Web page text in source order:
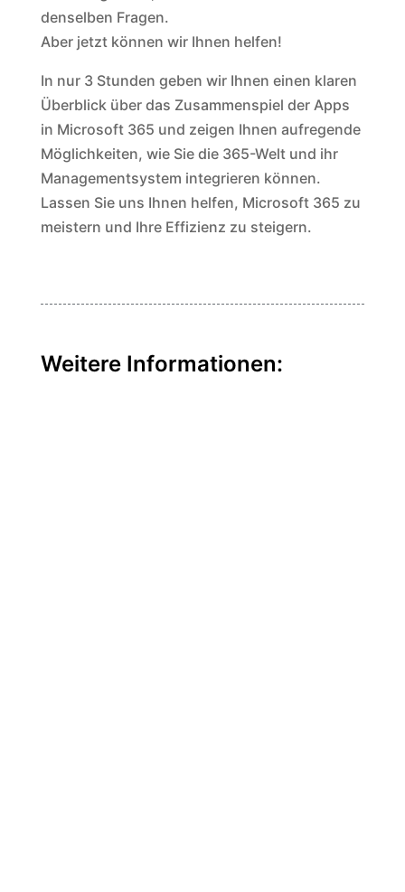
denselben Fragen.
Aber jetzt können wir Ihnen helfen!
In nur 3 Stunden geben wir Ihnen einen klaren
Überblick über das Zusammenspiel der Apps
in Microsoft 365 und zeigen Ihnen aufregende
Möglichkeiten, wie Sie die 365-Welt und ihr
Managementsystem integrieren können.
Lassen Sie uns Ihnen helfen, Microsoft 365 zu
meistern und Ihre Effizienz zu steigern.
Weitere Informationen: